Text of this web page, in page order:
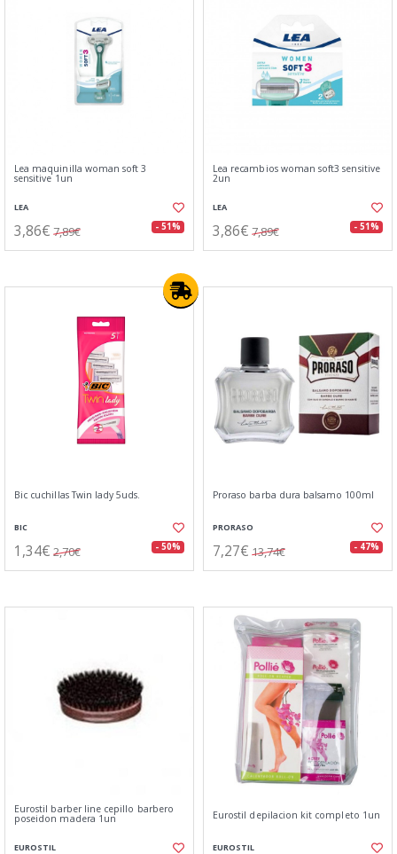
Lea maquinilla woman soft 3
sensitive 1un
LEA
3,86€ 7,89€ - 51%
Lea recambios woman soft3 sensitive
2un
LEA
3,86€ 7,89€ - 51%
Bic cuchillas Twin lady 5uds.
BIC
1,34€ 2,70€ - 50%
Proraso barba dura balsamo 100ml
PRORASO
7,27€ 13,74€ - 47%
Eurostil barber line cepillo barbero
poseidon madera 1un
EUROSTIL
Eurostil depilacion kit completo 1un
EUROSTIL